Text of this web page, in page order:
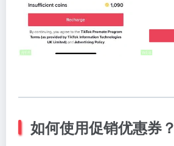
如何使用促销优惠券？